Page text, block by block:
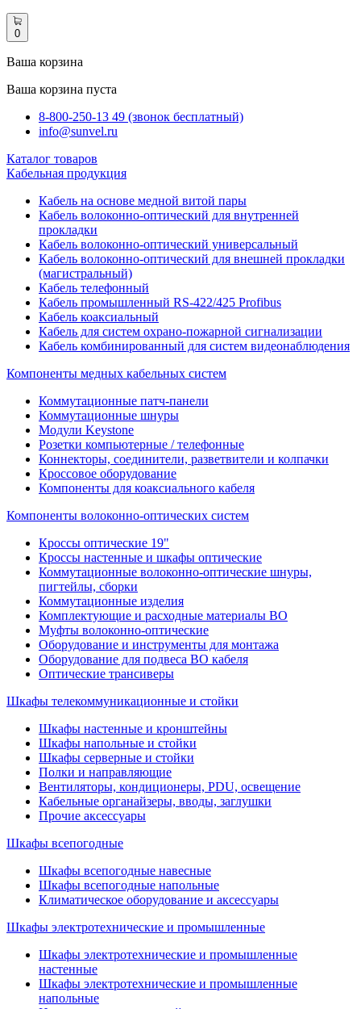
0
Ваша корзина
Ваша корзина пуста
8-800-250-13 49 (звонок бесплатный)
info@sunvel.ru
Каталог товаров
Кабельная продукция
Кабель на основе медной витой пары
Кабель волоконно-оптический для внутренней
прокладки
Кабель волоконно-оптический универсальный
Кабель волоконно-оптический для внешней прокладки
(магистральный)
Кабель телефонный
Кабель промышленный RS-422/425 Profibus
Кабель коаксиальный
Кабель для систем охрано-пожарной сигнализации
Кабель комбинированный для систем видеонаблюдения
Компоненты медных кабельных систем
Коммутационные патч-панели
Коммутационные шнуры
Модули Keystone
Розетки компьютерные / телефонные
Коннекторы, соединители, разветвители и колпачки
Кроссовое оборудование
Компоненты для коаксиального кабеля
Компоненты волоконно-оптических систем
Кроссы оптические 19"
Кроссы настенные и шкафы оптические
Коммутационные волоконно-оптические шнуры,
пигтейлы, сборки
Коммутационные изделия
Комплектующие и расходные материалы ВО
Муфты волоконно-оптические
Оборудование и инструменты для монтажа
Оборудование для подвеса ВО кабеля
Оптические трансиверы
Шкафы телекоммуникационные и стойки
Шкафы настенные и кронштейны
Шкафы напольные и стойки
Шкафы серверные и стойки
Полки и направляющие
Вентиляторы, кондиционеры, PDU, освещение
Кабельные органайзеры, вводы, заглушки
Прочие аксеcсуары
Шкафы всепогодные
Шкафы всепогодные навесные
Шкафы всепогодные напольные
Климатическое оборудование и аксессуары
Шкафы электротехнические и промышленные
Шкафы электротехнические и промышленные
настенные
Шкафы электротехнические и промышленные
напольные